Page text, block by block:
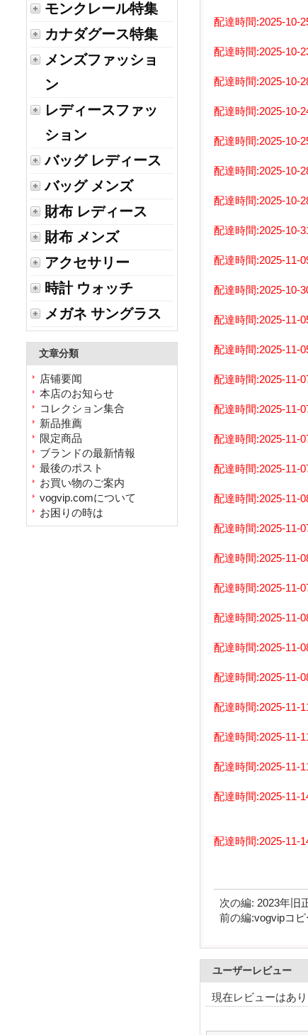
モンクレール特集
カナダグース特集
メンズファッショ
ン
レディースファッ
ション
バッグ レディース
バッグ メンズ
財布 レディース
財布 メンズ
アクセサリー
時計 ウォッチ
メガネ サングラス
文章分類
店铺要闻
本店のお知らせ
コレクション集合
新品推薦
限定商品
ブランドの最新情報
最後のポスト
お買い物のご案内
vogvip.comについて
お困りの時は
配達時間:2025-10-
配達時間:2025-10-
配達時間:2025-10-
配達時間:2025-10-
配達時間:2025-10-
配達時間:2025-10-
配達時間:2025-10-
配達時間:2025-10-
配達時間:2025-11-
配達時間:2025-10-
配達時間:2025-11-
配達時間:2025-11-
配達時間:2025-11-
配達時間:2025-11-
配達時間:2025-11-
配達時間:2025-11-
配達時間:2025-11-
配達時間:2025-11-
配達時間:2025-11-
配達時間:2025-11-
配達時間:2025-11-
配達時間:2025-11-
配達時間:2025-11-
配達時間:2025-11-
配達時間:2025-11-
配達時間:2025-11-
配達時間:2025-11-
配達時間:2025-11-
次の編: 2023年旧
前の編:vogvipコ
ユーザーレビュー
現在レビューはあ